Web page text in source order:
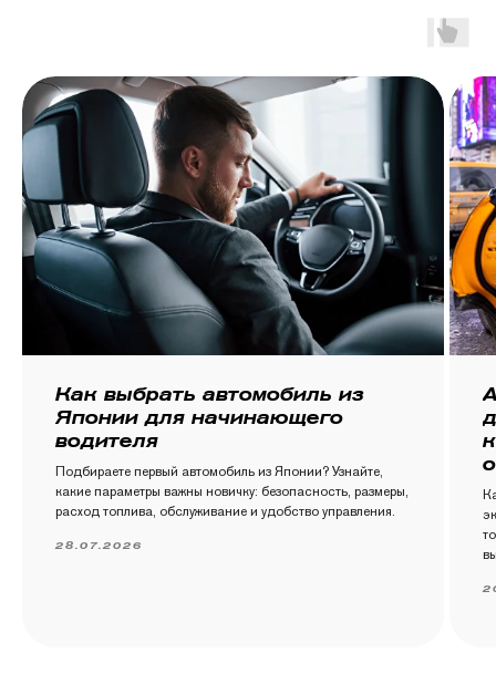
Как выбрать автомобиль из
Японии для начинающего
водителя
Подбираете первый автомобиль из Японии? Узнайте,
какие параметры важны новичку: безопасность, размеры,
расход топлива, обслуживание и удобство управления.
28.07.2026